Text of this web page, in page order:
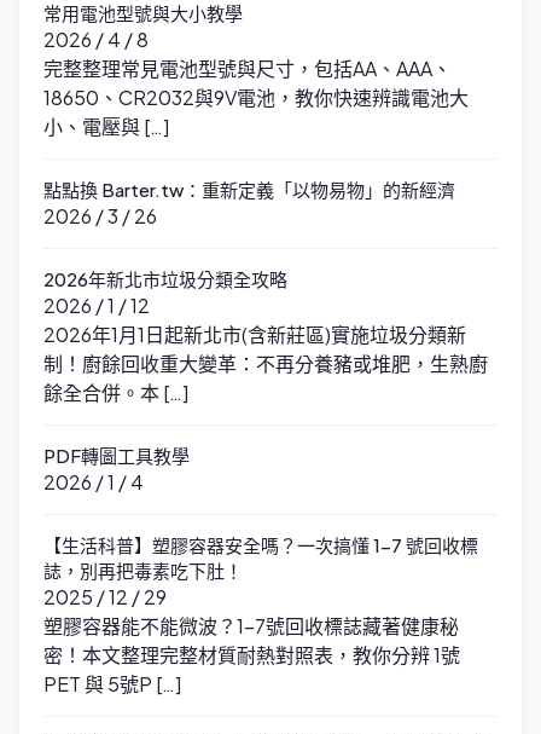
常用電池型號與大小教學
2026 / 4 / 8
完整整理常見電池型號與尺寸，包括AA、AAA、
18650、CR2032與9V電池，教你快速辨識電池大
小、電壓與 […]
點點換 Barter.tw：重新定義「以物易物」的新經濟
2026 / 3 / 26
2026年新北市垃圾分類全攻略
2026 / 1 / 12
2026年1月1日起新北市(含新莊區)實施垃圾分類新
制！廚餘回收重大變革：不再分養豬或堆肥，生熟廚
餘全合併。本 […]
PDF轉圖工具教學
2026 / 1 / 4
【生活科普】塑膠容器安全嗎？一次搞懂 1-7 號回收標
誌，別再把毒素吃下肚！
2025 / 12 / 29
塑膠容器能不能微波？1-7號回收標誌藏著健康秘
密！本文整理完整材質耐熱對照表，教你分辨 1號
PET 與 5號P […]